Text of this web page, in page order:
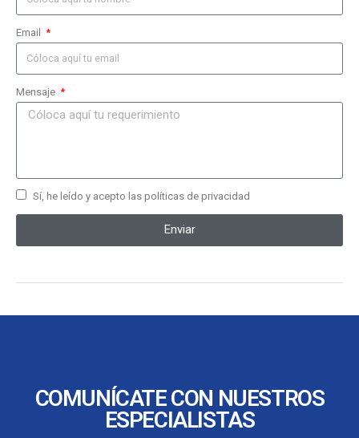
Email
Mensaje
Sí, he leído y acepto las políticas de privacidad
Enviar
COMUNÍCATE CON NUESTROS
ESPECIALISTAS